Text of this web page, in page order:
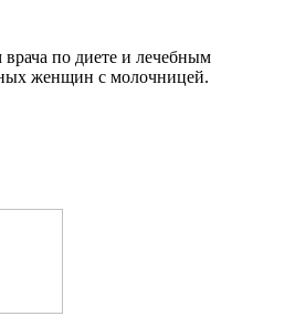
по диете и лечебным
женщин с молочницей.